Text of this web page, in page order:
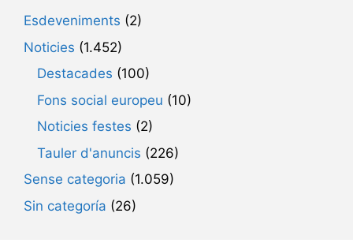
Esdeveniments (2)
Noticies (1.452)
Destacades (100)
Fons social europeu (10)
Noticies festes (2)
Tauler d'anuncis (226)
Sense categoria (1.059)
Sin categoría (26)